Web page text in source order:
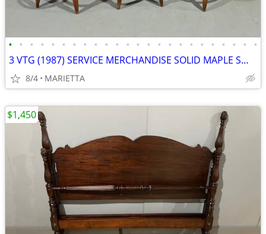
• • • • • • • • • • • • • • • • • • • • • • • •
3 VTG (1987) SERVICE MERCHANDISE SOLID MAPLE SWIVEL BAR STOOLS
8/4 MARIETTA
$1,450